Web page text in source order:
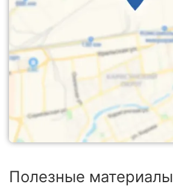
Полезные материалы